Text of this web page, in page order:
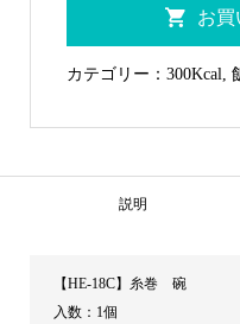
お買
カテゴリー： 300Kcal,
説明
【HE-18C】糸巻 碗
入数：1個